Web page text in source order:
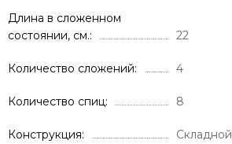
Длина в сложенном
состоянии, см.
22
Количество сложений 4
Количество спиц 8
Конструкция Складной